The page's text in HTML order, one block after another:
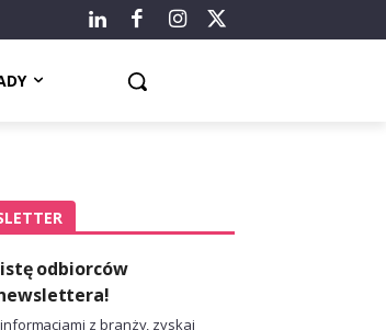
odbiorców
z branży, zyskaj